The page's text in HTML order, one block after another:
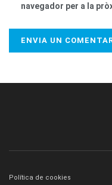
navegador per a la
Política de cookies